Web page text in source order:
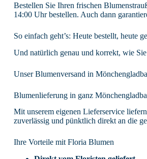
Bestellen Sie Ihren frischen
14:00 Uhr bestellen. Auch dann
So einfach geht’s: Heute bestellt, heute
Und natürlich genau und korrekt, wie Sie
Unser Blumenversand in
Blumenlieferung in ganz
Mit unserem eigenen Lieferservice
zuverlässig und pünktlich direkt an die
Ihre Vorteile mit Floria Blumen